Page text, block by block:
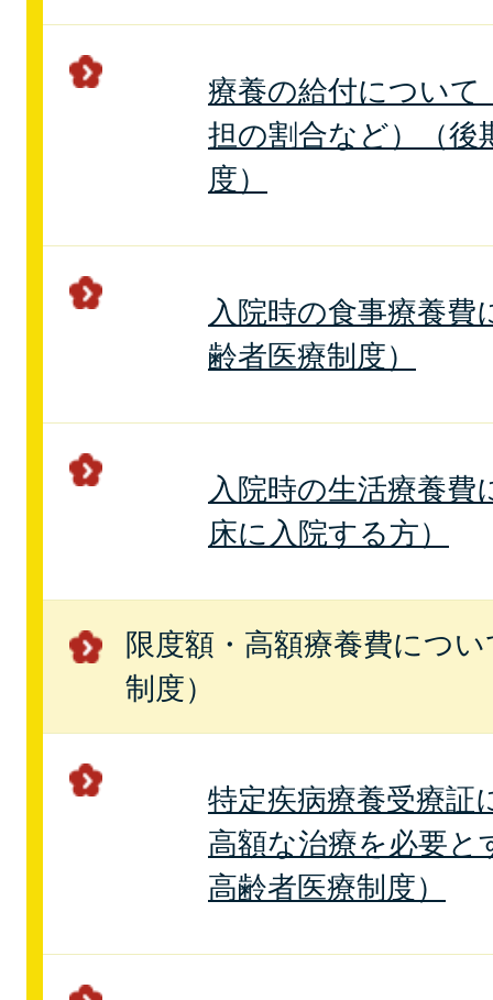
療養の給付について
担の割合など）（後
度）
入院時の食事療養費
齢者医療制度）
入院時の生活療養費
床に入院する方）
限度額・高額療養費につ
制度）
特定疾病療養受療証
高額な治療を必要と
高齢者医療制度）